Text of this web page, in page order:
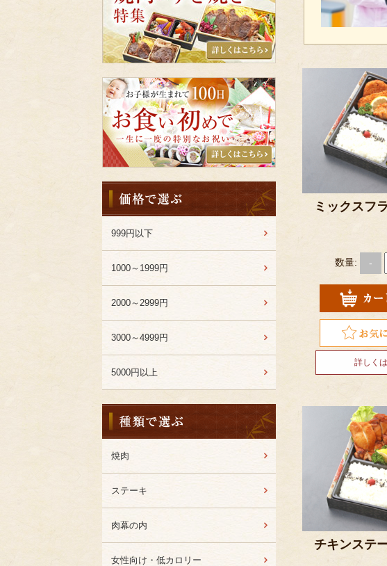
ミックスフ
数量: -
詳しく
Favorite
チキンステ
き
焼
き
特
集
千
成
亭
キ
ッ
チ
ン
の
お
食
初
め
価
格
か
ら
選
ぶ
999円以下
1000～1999円
2000～2999円
3000～4999円
5000円以上
種
類
か
ら
選
ぶ
焼肉
ステーキ
肉幕の内
女性向け・低カロリー